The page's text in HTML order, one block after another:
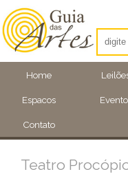
Home
Espacos
Contato
Teatro